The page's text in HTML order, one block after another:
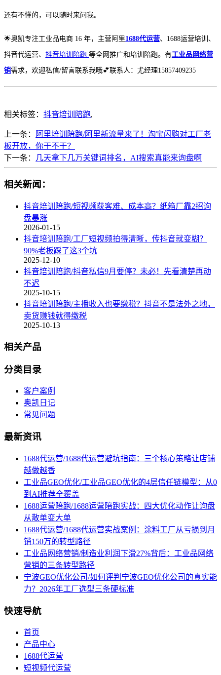
还有不懂的，可以随时来问我。
🌟奥凯专注工业品电商 16 年，主营阿里1688代运营、1688运营培训、
抖音代运营、 抖音培训陪跑 等全网推广和培训陪跑。有工业品网络营
销需求，欢迎私信/留言联系我哦💕联系人：尤经理15857409235
相关标签： 抖音培训陪跑,
上一条：
阿里培训陪跑/阿里新流量来了！淘宝闪购对工厂老
板开放，你干不干？
下一条：
几天拿下几万关键词排名，AI搜索真能来询盘啊
相关新闻：
抖音培训陪跑/短视频获客难、成本高？纸箱厂靠2招询
盘暴涨
2026-01-15
抖音培训陪跑/工厂短视频拍得清晰，传抖音就变糊？
90%老板踩了这3个坑
2025-12-10
抖音培训陪跑/抖音私信9月要停？未必！先看清楚再动
不迟
2025-10-15
抖音培训陪跑/主播收入也要缴税？抖音不是法外之地，
卖货赚钱就得缴税
2025-10-13
相关产品
分类目录
客户案例
奥凯日记
常见问题
最新资讯
1688代运营/1688代运营避坑指南：三个核心策略让店铺
越做越香
工业品GEO优化/工业品GEO优化的4层信任链模型：从0
到AI推荐全覆盖
1688运营陪跑/1688运营陪跑实战：四大优化动作让询盘
从散单变大单
1688代运营/1688代运营实战案例：涂料工厂从亏损到月
销150万的转型路径
工业品网络营销/制造业利润下滑27%背后：工业品网络
营销的三条转型路径
宁波GEO优化公司/如何评判宁波GEO优化公司的真实能
力？2026年工厂选型三条硬标准
快速导航
首页
产品中心
1688代运营
短视频代运营